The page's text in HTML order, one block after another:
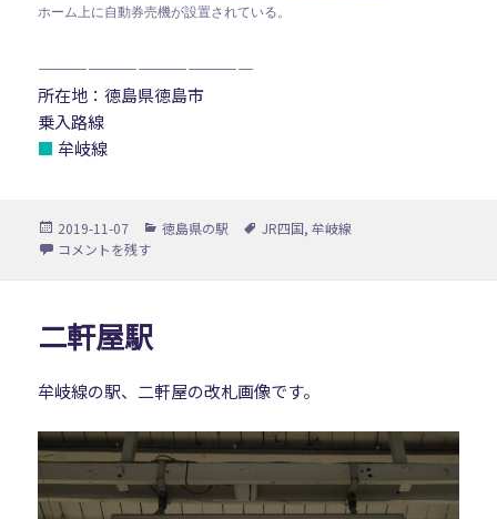
ホーム上に自動券売機が設置されている。
—————————————
所在地：徳島県徳島市
乗入路線
■牟岐線
投
稿
2019-11-07
カ
徳島県の駅
タ
JR四国,牟岐線
文化の森駅 に
コメントを残す
二軒屋駅
牟岐線の駅、二軒屋の改札画像です。